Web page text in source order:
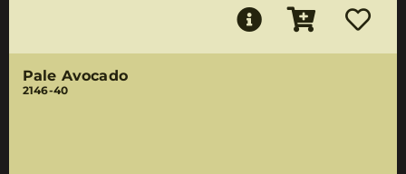
Pale Avocado
2146-40